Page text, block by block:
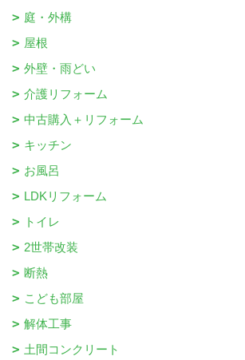
庭・外構
屋根
外壁・雨どい
介護リフォーム
中古購入＋リフォーム
キッチン
お風呂
LDKリフォーム
トイレ
2世帯改装
断熱
こども部屋
解体工事
土間コンクリート